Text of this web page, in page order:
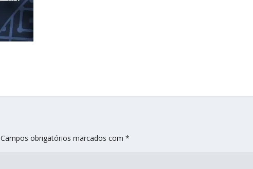
Campos obrigatórios marcados com*